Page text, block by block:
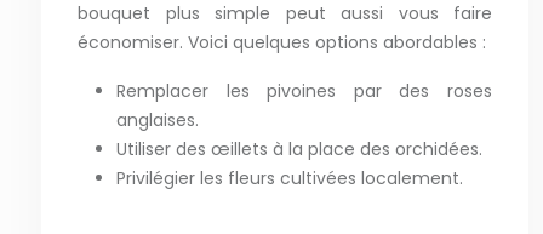
bouquet plus simple peut aussi vous faire
économiser. Voici quelques options abordables :
Remplacer les pivoines par des roses
anglaises.
Utiliser des œillets à la place des orchidées.
Privilégier les fleurs cultivées localement.